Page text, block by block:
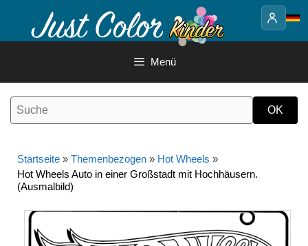
Inhalt
Menü
Startseite » Themenbezogen » Hot Wheels »
Hot Wheels Auto in einer Großstadt mit Hochhäusern.
(Ausmalbild)